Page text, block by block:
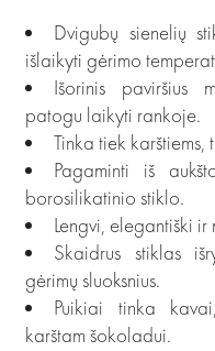
Dvigubų sienelių
išlaikyti gėrimo
Išorinis paviršius
patogu laikyti rankoje.
Tinka tiek karštiems,
Pagaminti iš
borosilikatinio stiklo.
Lengvi, elegantiški ir
Skaidrus stiklas
gėrimų sluoksnius.
Puikiai tinka
karštam šokoladui.